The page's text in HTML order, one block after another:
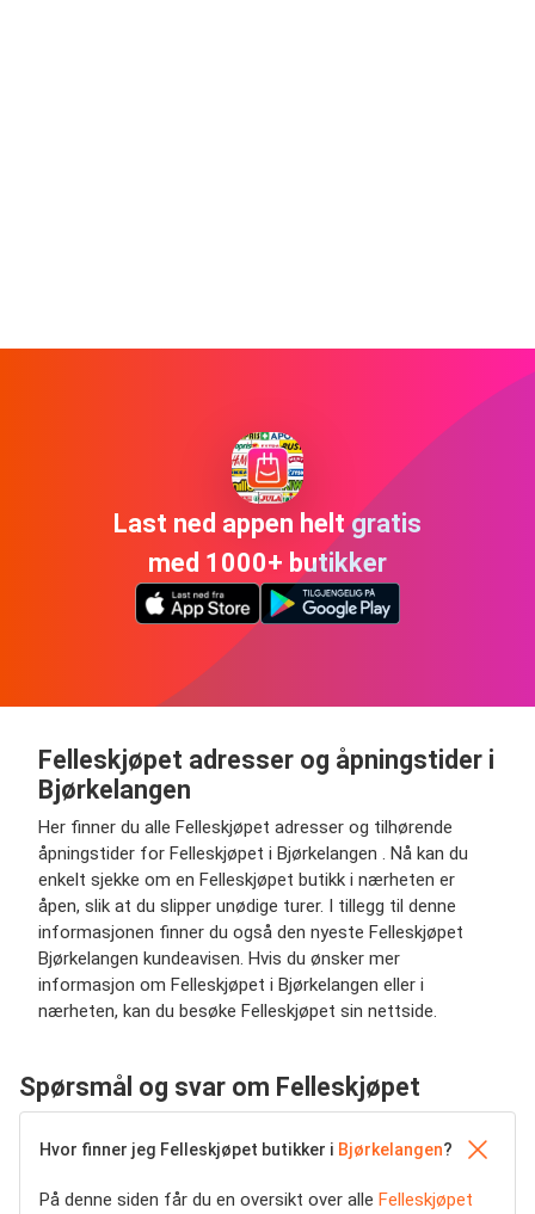
Last ned appen helt gratis
med 1000+ butikker
Felleskjøpet adresser og åpningstider i
Bjørkelangen
Her finner du alle Felleskjøpet adresser og tilhørende
åpningstider for Felleskjøpet i Bjørkelangen . Nå kan du
enkelt sjekke om en Felleskjøpet butikk i nærheten er
åpen, slik at du slipper unødige turer. I tillegg til denne
informasjonen finner du også den nyeste Felleskjøpet
Bjørkelangen kundeavisen. Hvis du ønsker mer
informasjon om Felleskjøpet i Bjørkelangen eller i
nærheten, kan du besøke Felleskjøpet sin nettside.
Spørsmål og svar om Felleskjøpet
Hvor finner jeg Felleskjøpet butikker i Bjørkelangen?
På denne siden får du en oversikt over alle Felleskjøpet